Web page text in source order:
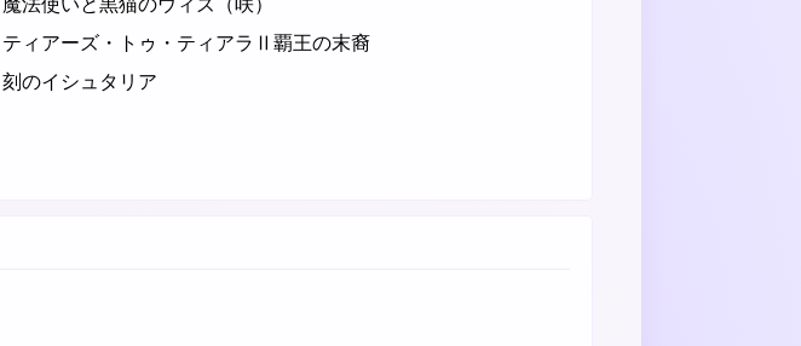
ティアーズ・トゥ・ティアラⅡ覇王の末裔
刻のイシュタリア